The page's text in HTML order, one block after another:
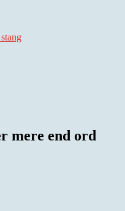
mere end ord